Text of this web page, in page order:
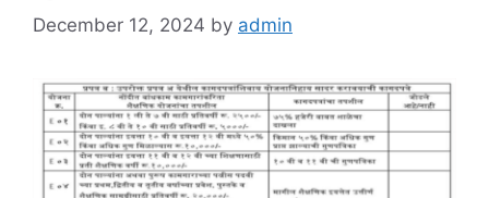
December 12, 2024 by admin